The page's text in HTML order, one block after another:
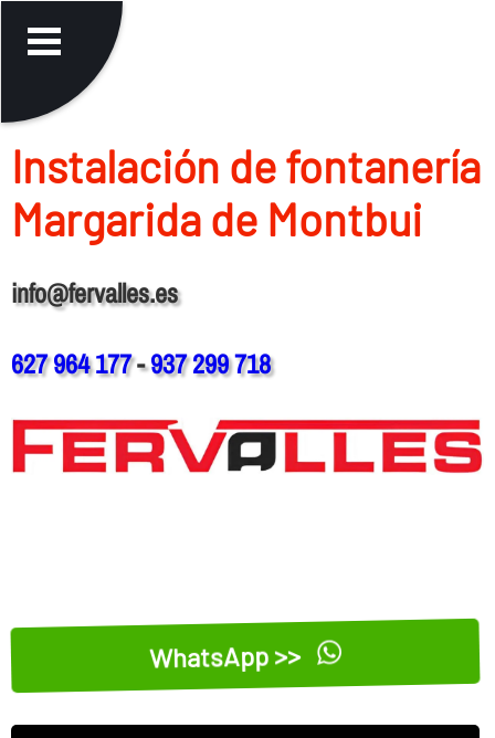
Instalación de fontanerí­a
Margarida de Montbui
info@fervalles.es
627 964 177-937 299 718
WhatsApp >>